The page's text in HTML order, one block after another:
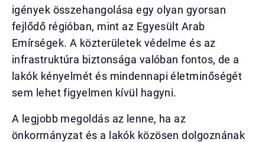
igények összehangolása egy olyan gyorsan
fejlődő régióban, mint az Egyesült Arab
Emírségek. A közterületek védelme és az
infrastruktúra biztonsága valóban fontos, de a
lakók kényelmét és mindennapi életminőségét
sem lehet figyelmen kívül hagyni.
A legjobb megoldás az lenne, ha az
önkormányzat és a lakók közösen dolgoznának